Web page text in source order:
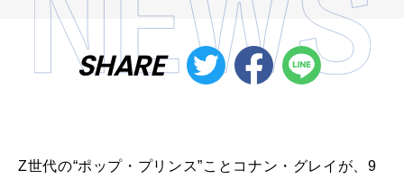
SHARE
Z世代の“ポップ・プリンス”ことコナン・グレイが、9